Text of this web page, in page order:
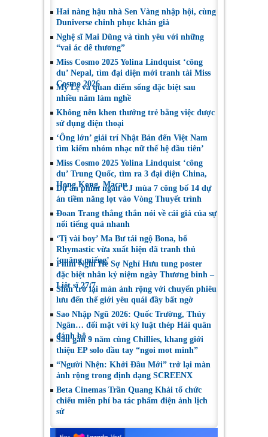
Nghệ sĩ Sân khấu
Việt Nam
tại LHP quốc tế
Toronto 2026
Hai nàng hậu nhà Sen Vàng nhập hội, cùng
Duniverse chinh phục khán giả
Nghệ sĩ Mai Dũng và tình yêu với những
“vai ác dễ thương”
Miss Cosmo 2025 Yolina Lindquist ‘công
du’ Nepal, tìm đại diện mới tranh tài Miss
Cosmo 2026
Mỹ Lệ và quan điểm sống đặc biệt sau
nhiều năm làm nghề
Không nên khen thưởng trẻ bằng việc được
sử dụng điện thoại
‘Ông lớn’ giải trí Nhật Bản đến Việt Nam
tìm kiếm nhóm nhạc nữ thế hệ đầu tiên’
Miss Cosmo 2025 Yolina Lindquist ‘công
du’ Trung Quốc, tìm ra 3 đại diện China,
Hong Kong, Macau
Dự án phim ngắn CJ mùa 7 công bố 14 dự
án tiềm năng lọt vào Vòng Thuyết trình
Đoan Trang thẳng thắn nói về cái giá của sự
nổi tiếng quá nhanh
‘Tị vài boy’ Ma Bư tái ngộ Bona, bố
Rhymastic vừa xuất hiện đã tranh thủ
‘quăng miếng’
Phim Nghỉ Hè Sợ Nghỉ Hưu tung poster
đặc biệt nhân kỷ niệm ngày Thương binh –
Liệt sĩ 27/7
Shin trở lại màn ảnh rộng với chuyến phiêu
lưu đến thế giới yêu quái đầy bất ngờ
Sao Nhập Ngũ 2026: Quốc Trường, Thúy
Ngân… đối mặt với kỷ luật thép Hải quân
đánh bộ
Sau gần 9 năm cùng Chillies, khang giới
thiệu EP solo đầu tay “ngoi mot minh”
“Người Nhện: Khởi Đầu Mới” trở lại màn
ảnh rộng trong định dạng SCREENX
Beta Cinemas Trần Quang Khải tổ chức
chiếu miễn phí ba tác phẩm điện ảnh lịch
sử